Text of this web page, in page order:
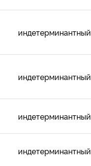
индетерминантный
индетерминантный
индетерминантный
индетерминантный